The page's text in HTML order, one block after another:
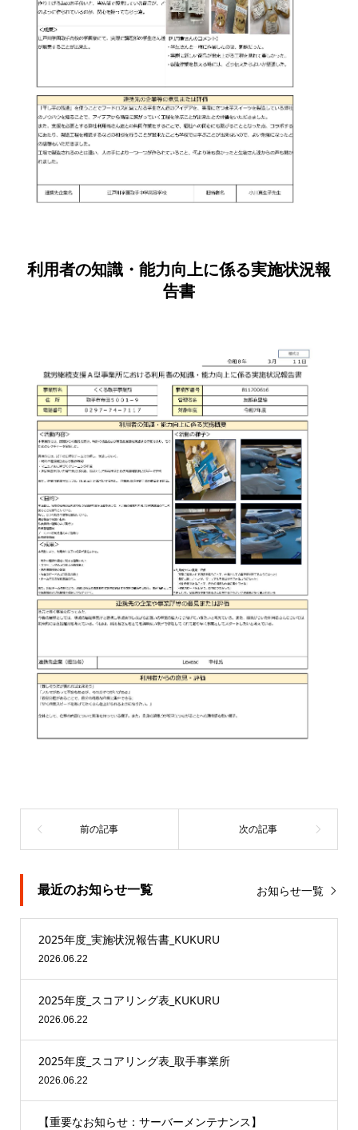
利用者の知識・能力向上に係る実施状況報
告書
最近のお知らせ一覧 お知らせ一覧
2025年度_実施状況報告書_KUKURU
2026.06.22
2025年度_スコアリング表_KUKURU
2026.06.22
2025年度_スコアリング表_取手事業所
2026.06.22
【重要なお知らせ：サーバーメンテナンス】